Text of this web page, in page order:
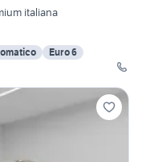
italiana
Euro 6